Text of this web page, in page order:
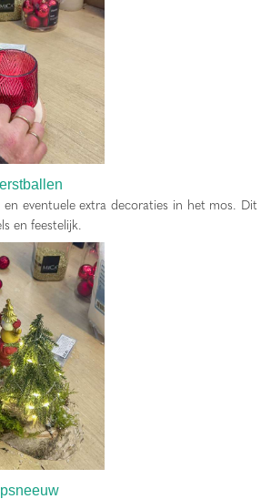
en eventuele extra decoraties in het mos. Dit
en feestelijk.